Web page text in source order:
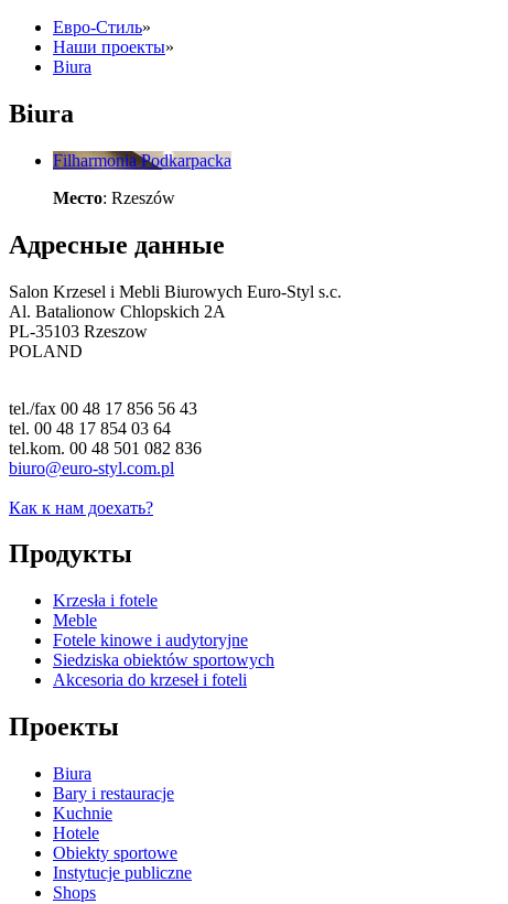
Eвро-Стиль»
Наши проекты»
Biura
Biura
Filharmonia Podkarpacka
Место: Rzeszów
Адресные данные
Salon Krzesel i Mebli Biurowych Euro-Styl s.c.
Al. Batalionow Chlopskich 2A
PL-35103 Rzeszow
POLAND
tel./fax 00 48 17 856 56 43
tel. 00 48 17 854 03 64
tel.kom. 00 48 501 082 836
biuro@euro-styl.com.pl
Как к нам доехать?
Продукты
Krzesła i fotele
Meble
Fotele kinowe i audytoryjne
Siedziska obiektów sportowych
Akcesoria do krzeseł i foteli
Проекты
Biura
Bary i restauracje
Kuchnie
Hotele
Obiekty sportowe
Instytucje publiczne
Shops